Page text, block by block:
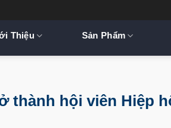
Thiệu Sản Phẩm
thành hội viên Hiệp